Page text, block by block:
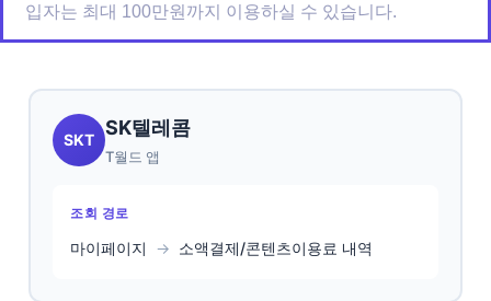
입자는 최대 100만원까지 이용하실 수 있습니다.
SKT
SK텔레콤
T월드 앱
조회 경로
마이페이지 → 소액결제/콘텐츠이용료 내역